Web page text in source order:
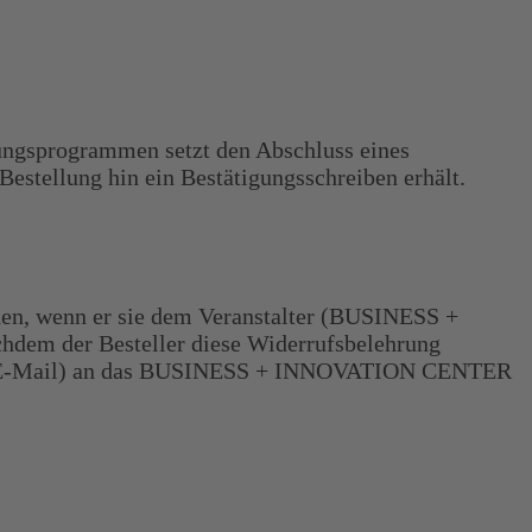
setzt den Abschluss eines
hin ein Bestätigungsschreiben erhält.
wenn er sie dem Veranstalter (BUSINESS +
der Besteller diese Widerrufsbelehrung
an das BUSINESS + INNOVATION CENTER